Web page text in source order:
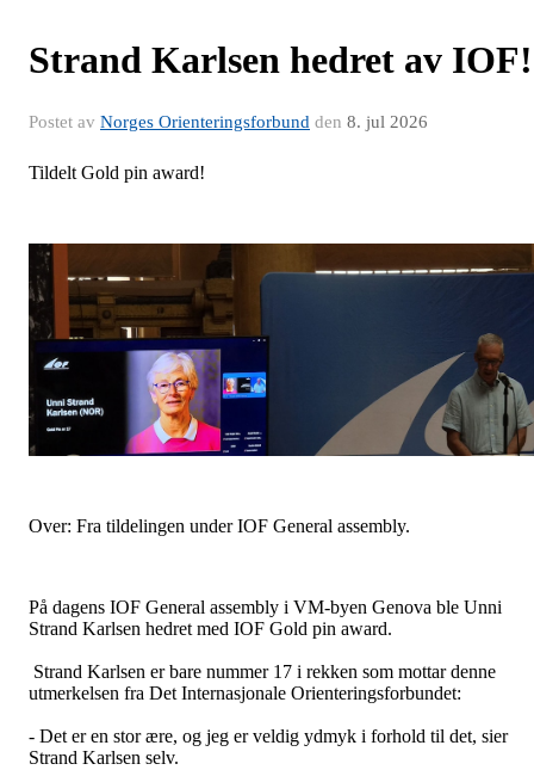
Strand Karlsen hedret av IOF!
Postet av Norges Orienteringsforbund den 8. jul 2026
Tildelt Gold pin award!
Over: Fra tildelingen under IOF General assembly.
På dagens IOF General assembly i VM-byen Genova ble Unni
Strand Karlsen hedret med IOF Gold pin award.
Strand Karlsen er bare nummer 17 i rekken som mottar denne
utmerkelsen fra Det Internasjonale Orienteringsforbundet:
- Det er en stor ære, og jeg er veldig ydmyk i forhold til det, sier
Strand Karlsen selv.